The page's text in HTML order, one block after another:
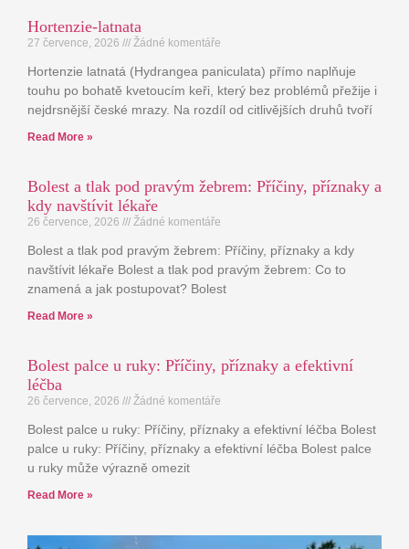
Hortenzie-latnata
27 července, 2026 Žádné komentáře
Hortenzie latnatá (Hydrangea paniculata) přímo naplňuje
touhu po bohatě kvetoucím keři, který bez problémů přežije i
nejdrsnější české mrazy. Na rozdíl od citlivějších druhů tvoří
Read More »
Bolest a tlak pod pravým žebrem: Příčiny, příznaky a
kdy navštívit lékaře
26 července, 2026 Žádné komentáře
Bolest a tlak pod pravým žebrem: Příčiny, příznaky a kdy
navštívit lékaře Bolest a tlak pod pravým žebrem: Co to
znamená a jak postupovat? Bolest
Read More »
Bolest palce u ruky: Příčiny, příznaky a efektivní
léčba
26 července, 2026 Žádné komentáře
Bolest palce u ruky: Příčiny, příznaky a efektivní léčba Bolest
palce u ruky: Příčiny, příznaky a efektivní léčba Bolest palce
u ruky může výrazně omezit
Read More »